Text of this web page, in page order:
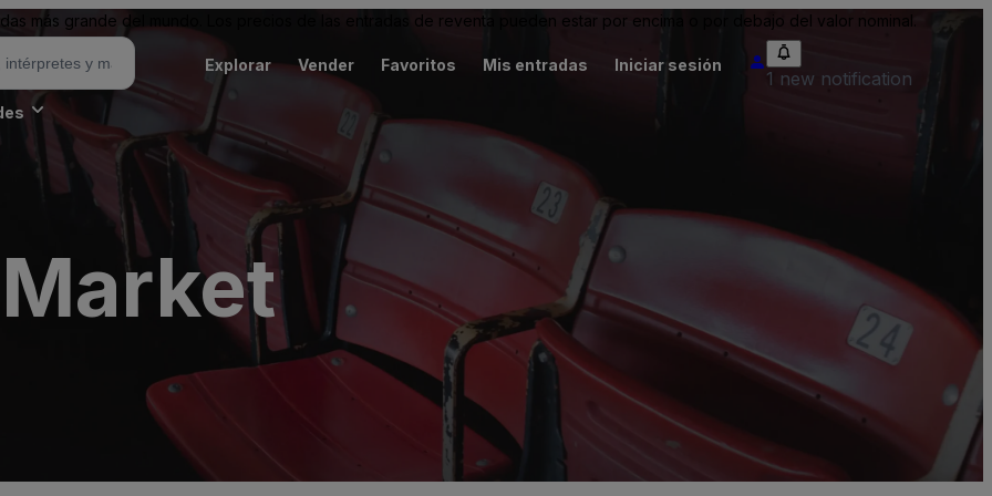
más grande del mundo. Los precios de las entradas de reventa pueden estar por encima o por debajo del valor nominal.
Explorar Vender Favoritos Mis entradas Iniciar sesión
1 new notification